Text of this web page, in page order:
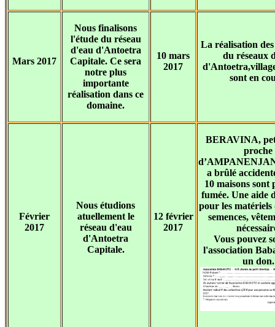
Mars 2017
Nous finalisons
l'étude du réseau
d'eau d'Antoetra
Capitale. Ce sera
notre plus
importante
réalisation dans ce
domaine.
10 mars
2017
La réalisation
du réseaux
sont en
Février
2017
Nous étudions
atuellement le
réseau d'eau
d'Antoetra
Capitale.
12 février
2017
BERAVINA,
proche
a brûlé
10 maisons sont
fumée. Une aide
pour les matériels
semences,
Vous pouvez
l'association
un don.